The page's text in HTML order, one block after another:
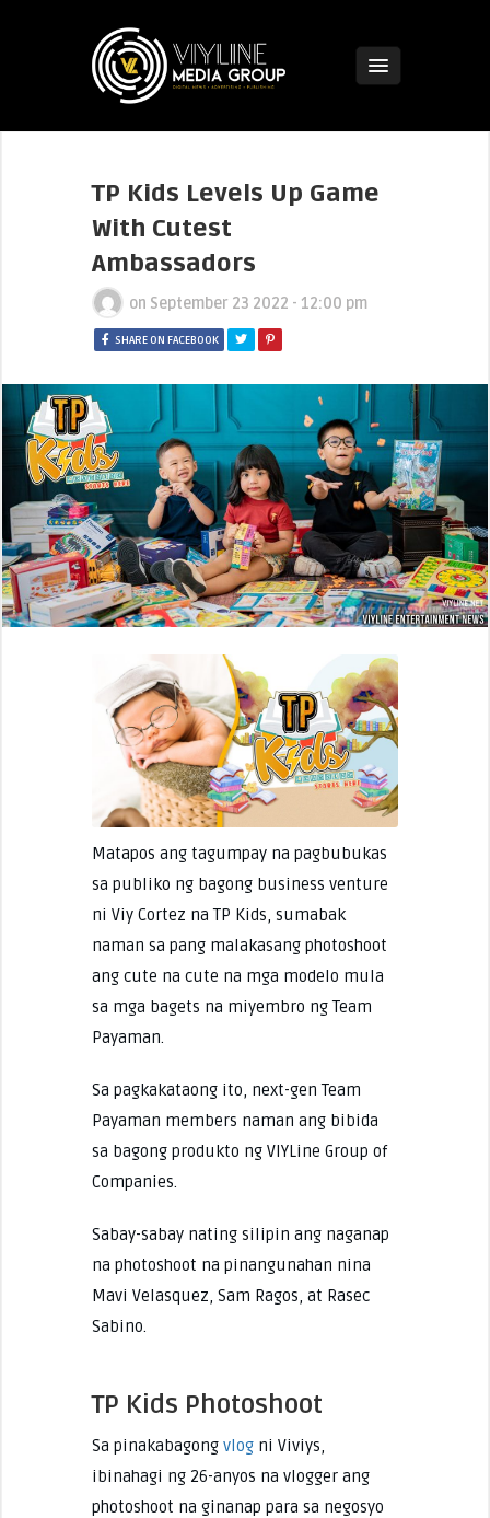
TP Kids Levels Up Game
With Cutest
Ambassadors
on September 23 2022 - 12:00 pm
SHARE ON FACEBOOK
Matapos ang tagumpay na pagbubukas
sa publiko ng bagong business venture
ni Viy Cortez na TP Kids, sumabak
naman sa pang malakasang photoshoot
ang cute na cute na mga modelo mula
sa mga bagets na miyembro ng Team
Payaman.
Sa pagkakataong ito, next-gen Team
Payaman members naman ang bibida
sa bagong produkto ng VIYLine Group of
Companies.
Sabay-sabay nating silipin ang naganap
na photoshoot na pinangunahan nina
Mavi Velasquez, Sam Ragos, at Rasec
Sabino.
TP Kids Photoshoot
Sa pinakabagong vlogni Viviys,
ibinahagi ng 26-anyos na vlogger ang
photoshoot na ginanap para sa negosyo